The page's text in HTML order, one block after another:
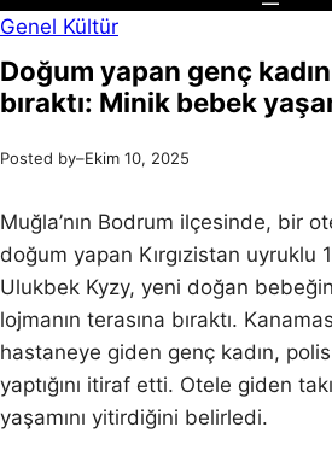
Genel Kültür
Doğum yapan genç
bıraktı: Minik bebek
Posted by–Ekim 10, 2025
Muğla’nın Bodrum ilçesinde, bir
doğum yapan Kırgızistan uyruklu
Ulukbek Kyzy, yeni doğan
lojmanın terasına bıraktı.
hastaneye giden genç kadın,
yaptığını itiraf etti. Otele giden
yaşamını yitirdiğini belirledi.